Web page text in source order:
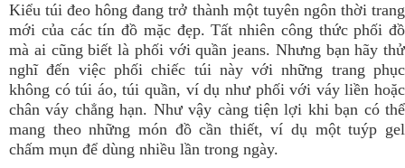
Kiểu túi đeo hông đang trở thành một tuyên ngôn thời trang
mới của các tín đồ mặc đẹp. Tất nhiên công thức phối đồ
mà ai cũng biết là phối với quần jeans. Nhưng bạn hãy thử
nghĩ đến việc phối chiếc túi này với những trang phục
không có túi áo, túi quần, ví dụ như phối với váy liền hoặc
chân váy chẳng hạn. Như vậy càng tiện lợi khi bạn có thể
mang theo những món đồ cần thiết, ví dụ một tuýp gel
chấm mụn để dùng nhiều lần trong ngày.